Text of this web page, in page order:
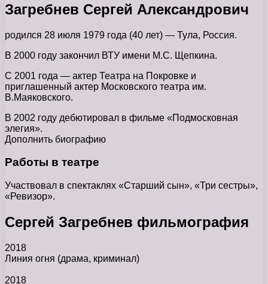
Загребнев Сергей Александрович
родился 28 июля 1979 года (40 лет) — Тула, Россия.
В 2000 году закончил ВТУ имени М.С. Щепкина.
С 2001 года — актер Театра на Покровке и
приглашенный актер Московского театра им.
В.Маяковского.
В 2002 году дебютировал в фильме «Подмосковная
элегия».
Дополнить биографию
Работы в театре
Участвовал в спектаклях «Старший сын», «Три сестры»,
«Ревизор».
Сергей Загребнев фильмография
2018
Линия огня (драма, криминал)
2018